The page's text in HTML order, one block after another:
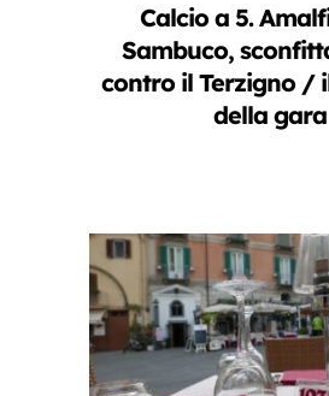
Calcio a 5.
Sambuco,
contro il Terzigno /
della gara